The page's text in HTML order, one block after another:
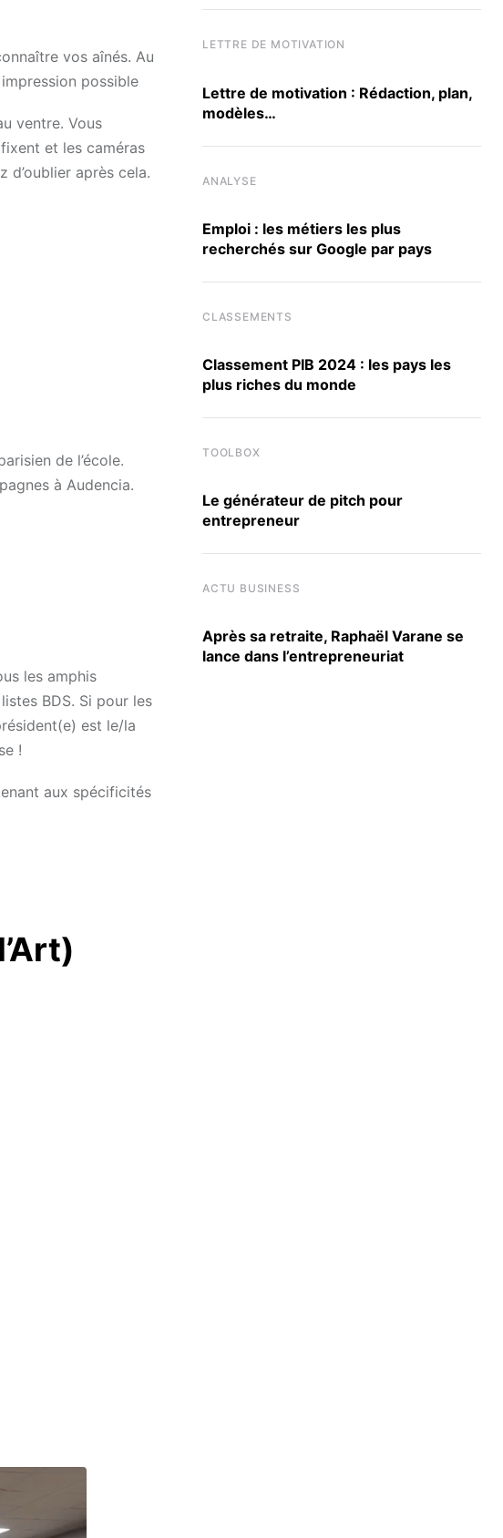
vos aînés. Au
possible
ventre. Vous
et les caméras
d’oublier après cela.
de l’école.
à Audencia.
les amphis
BDS. Si pour les
est le/la
!
aux spécificités
LETTRE DE MOTIVATION
Lettre de motivation : Rédaction, plan,
modèles…
ANALYSE
Emploi : les métiers les plus
recherchés sur Google par pays
CLASSEMENTS
Classement PIB 2024 : les pays les
plus riches du monde
TOOLBOX
Le générateur de pitch pour
entrepreneur
ACTU BUSINESS
Après sa retraite, Raphaël Varane se
lance dans l’entrepreneuriat